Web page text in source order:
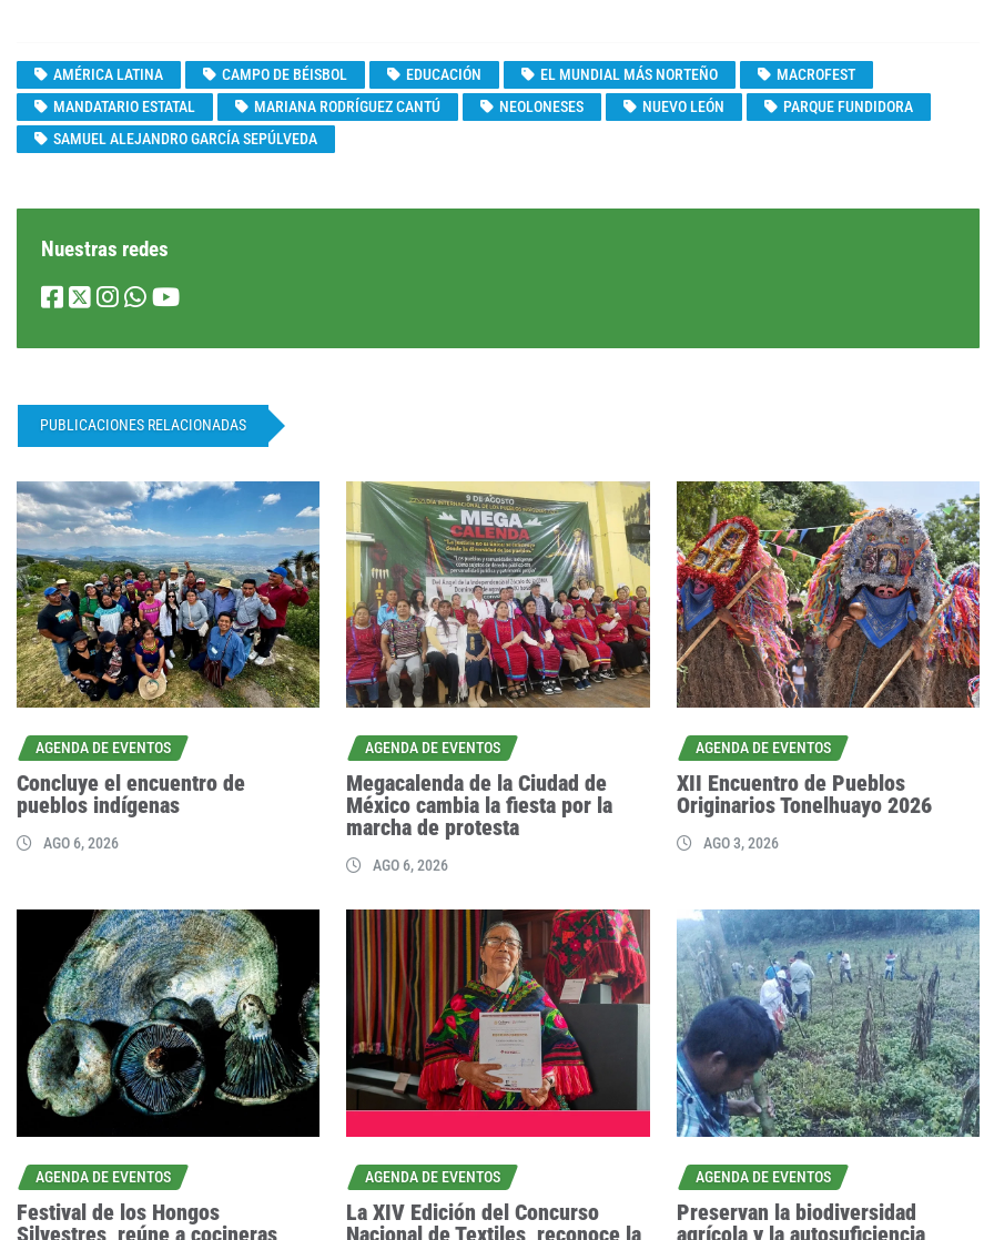
AMÉRICA LATINA CAMPO DE BÉISBOL EDUCACIÓN EL MUNDIAL MÁS NORTEÑO
MACROFEST
MANDATARIO ESTATAL
MARIANA RODRÍGUEZ CANTÚ NEOLONESES NUEVO LEÓN
PARQUE FUNDIDORA
SAMUEL ALEJANDRO GARCÍA SEPÚLVEDA
Nuestras redes
PUBLICACIONES RELACIONADAS
AGENDA DE EVENTOS
Concluye el encuentro de
pueblos indígenas
AGO 6, 2026
AGENDA DE EVENTOS
Megacalenda de la Ciudad de
México cambia la fiesta por la
marcha de protesta
AGO 6, 2026
AGENDA DE EVENTOS
XII Encuentro de Pueblos
Originarios Tonelhuayo 2026
AGO 3, 2026
AGENDA DE EVENTOS
Festival de los Hongos
Silvestres, reúne a cocineras
AGENDA DE EVENTOS
La XIV Edición del Concurso
Nacional de Textiles, reconoce la
AGENDA DE EVENTOS
Preservan la biodiversidad
agrícola y la autosuficiencia